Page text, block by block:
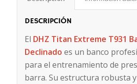
DESCRIPCIÓN
El DHZ Titan Extreme T931
Declinado es un banco
para el entrenamiento de
barra. Su estructura robusta